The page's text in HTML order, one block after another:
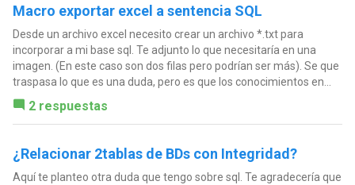
Macro exportar excel a sentencia SQL
Desde un archivo excel necesito crear un archivo *.txt para
incorporar a mi base sql. Te adjunto lo que necesitaría en una
imagen. (En este caso son dos filas pero podrían ser más). Se que
traspasa lo que es una duda, pero es que los conocimientos en...
2 respuestas
¿Relacionar 2tablas de BDs con Integridad?
Aquí te planteo otra duda que tengo sobre sql. Te agradecería que